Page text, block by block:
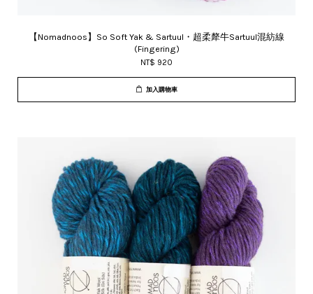
【Nomadnoos】So Soft Yak & Sartuul・超柔犛牛Sartuul混紡線
(Fingering)
NT$ 920
加入購物車